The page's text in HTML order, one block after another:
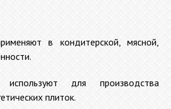
в кондитерской, мясной,
для производства
плиток.